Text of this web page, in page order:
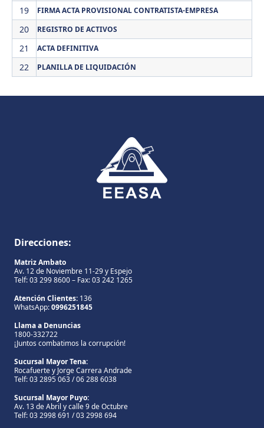
19 FIRMA ACTA PROVISIONAL CONTRATISTA-EMPRESA
20 REGISTRO DE ACTIVOS
21 ACTA DEFINITIVA
22 PLANILLA DE LIQUIDACIÓN
Direcciones:
Matriz Ambato
Av. 12 de Noviembre 11-29 y Espejo
Telf: 03 299 8600 – Fax: 03 242 1265
Atención Clientes: 136
WhatsApp:0996251845
Llama a Denuncias
1800-332722
¡Juntos combatimos la corrupción!
Sucursal Mayor Tena:
Rocafuerte y Jorge Carrera Andrade
Telf: 03 2895 063 / 06 288 6038
Sucursal Mayor Puyo:
Av. 13 de Abril y calle 9 de Octubre
Telf: 03 2998 691 / 03 2998 694